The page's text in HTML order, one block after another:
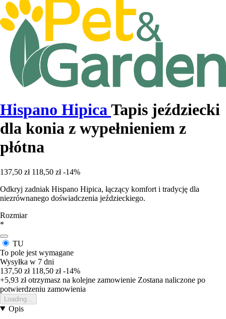
Hispano HipicaTapis jeździecki
dla konia z wypełnieniem z
płótna
137,50 zł 118,50 zł -14%
Odkryj zadniak Hispano Hipica, łączący komfort i tradycję dla
niezrównanego doświadczenia jeździeckiego.
Rozmiar
*
TU
To pole jest wymagane
Wysyłka w 7 dni
137,50 zł 118,50 zł -14%
+5,93 złotrzymasz na kolejne zamowienie Zostana naliczone po
potwierdzeniu zamowienia
Loading...
Opis